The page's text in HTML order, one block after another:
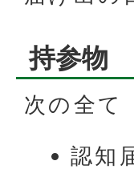
持参物
次の全て
認知